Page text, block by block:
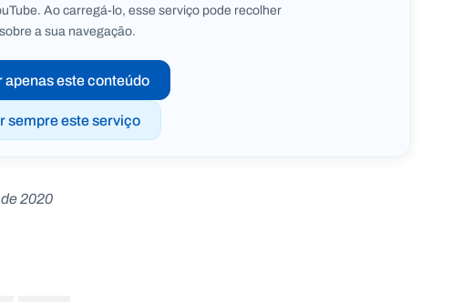
Ao carregá-lo, esse serviço pode recolher
a sua navegação.
apenas este conteúdo
sempre este serviço
2020